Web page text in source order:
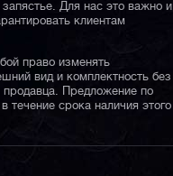
Для нас это важно и
клиентам
право изменять
вид и комплектность без
продавца. Предложение по
течение срока наличия этого